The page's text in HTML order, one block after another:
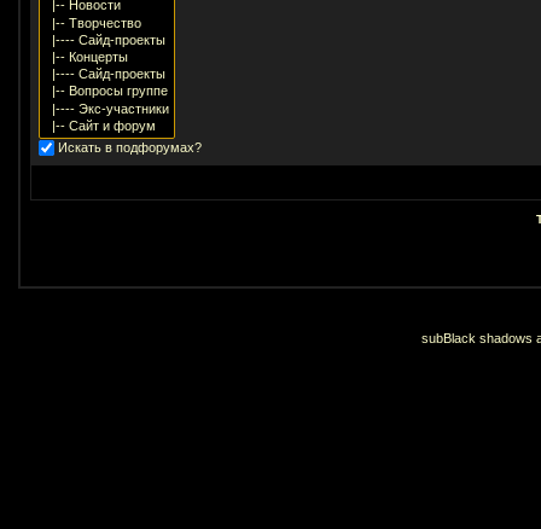
Искать в подфорумах?
subBlack shadows